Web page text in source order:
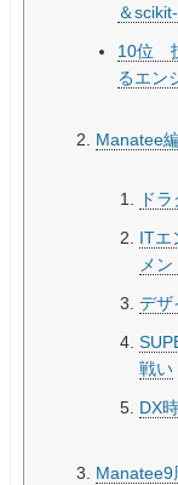
＆
10位
るエン
Manatee
ド
ITエ
メ
デザ
戦い
DX
Manatee9